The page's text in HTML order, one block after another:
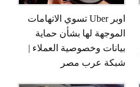
اوبر Uber تسوي الاتهامات
الموجهة لها بشأن حماية
بيانات وخصوصية العملاء |
شبكة عرب مصر